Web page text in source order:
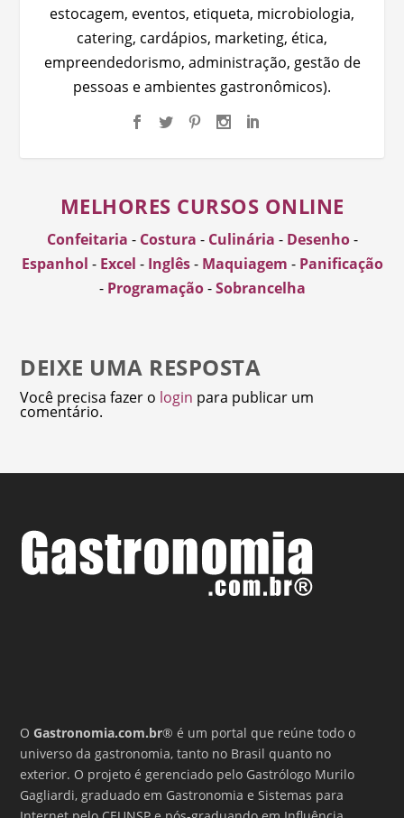
estocagem, eventos, etiqueta, microbiologia,
catering, cardápios, marketing, ética,
empreendedorismo, administração, gestão de
pessoas e ambientes gastronômicos).
MELHORES CURSOS ONLINE
Confeitaria - Costura - Culinária - Desenho-
Espanhol - Excel - Inglês- Maquiagem - Panificação
- Programação-Sobrancelha
DEIXE UMA RESPOSTA
Você precisa fazer o login para publicar um
comentário.
OGastronomia.com.br® é um portal que reúne todo o
universo da gastronomia, tanto no Brasil quanto no
exterior. O projeto é gerenciado pelo Gastrólogo Murilo
Gagliardi, graduado em Gastronomia e Sistemas para